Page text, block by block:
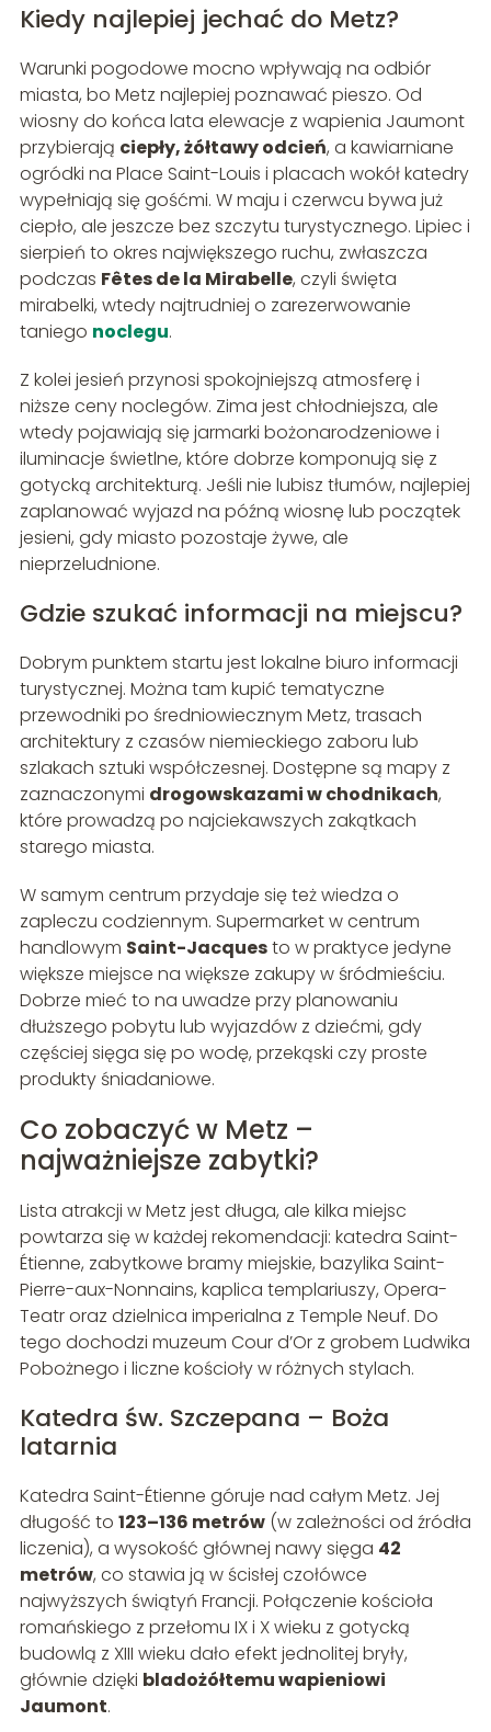
Kiedy najlepiej jechać do Metz?
Warunki pogodowe mocno wpływają na odbiór
miasta, bo Metz najlepiej poznawać pieszo. Od
wiosny do końca lata elewacje z wapienia Jaumont
przybierają ciepły, żółtawy odcień, a kawiarniane
ogródki na Place Saint-Louis i placach wokół katedry
wypełniają się gośćmi. W maju i czerwcu bywa już
ciepło, ale jeszcze bez szczytu turystycznego. Lipiec i
sierpień to okres największego ruchu, zwłaszcza
podczas Fêtes de la Mirabelle, czyli święta
mirabelki, wtedy najtrudniej o zarezerwowanie
taniego noclegu.
Z kolei jesień przynosi spokojniejszą atmosferę i
niższe ceny noclegów. Zima jest chłodniejsza, ale
wtedy pojawiają się jarmarki bożonarodzeniowe i
iluminacje świetlne, które dobrze komponują się z
gotycką architekturą. Jeśli nie lubisz tłumów, najlepiej
zaplanować wyjazd na późną wiosnę lub początek
jesieni, gdy miasto pozostaje żywe, ale
nieprzeludnione.
Gdzie szukać informacji na miejscu?
Dobrym punktem startu jest lokalne biuro informacji
turystycznej. Można tam kupić tematyczne
przewodniki po średniowiecznym Metz, trasach
architektury z czasów niemieckiego zaboru lub
szlakach sztuki współczesnej. Dostępne są mapy z
zaznaczonymi drogowskazami w chodnikach,
które prowadzą po najciekawszych zakątkach
starego miasta.
W samym centrum przydaje się też wiedza o
zapleczu codziennym. Supermarket w centrum
handlowym Saint-Jacquesto w praktyce jedyne
większe miejsce na większe zakupy w śródmieściu.
Dobrze mieć to na uwadze przy planowaniu
dłuższego pobytu lub wyjazdów z dziećmi, gdy
częściej sięga się po wodę, przekąski czy proste
produkty śniadaniowe.
Co zobaczyć w Metz –
najważniejsze zabytki?
Lista atrakcji w Metz jest długa, ale kilka miejsc
powtarza się w każdej rekomendacji: katedra Saint-
Étienne, zabytkowe bramy miejskie, bazylika Saint-
Pierre-aux-Nonnains, kaplica templariuszy, Opera-
Teatr oraz dzielnica imperialna z Temple Neuf. Do
tego dochodzi muzeum Cour d’Or z grobem Ludwika
Pobożnego i liczne kościoły w różnych stylach.
Katedra św. Szczepana – Boża
latarnia
Katedra Saint-Étienne góruje nad całym Metz. Jej
długość to 123–136 metrów(w zależności od źródła
liczenia), a wysokość głównej nawy sięga 42
metrów, co stawia ją w ścisłej czołówce
najwyższych świątyń Francji. Połączenie kościoła
romańskiego z przełomu IX i X wieku z gotycką
budowlą z XIII wieku dało efekt jednolitej bryły,
głównie dzięki bladożółtemu wapieniowi
Jaumont.